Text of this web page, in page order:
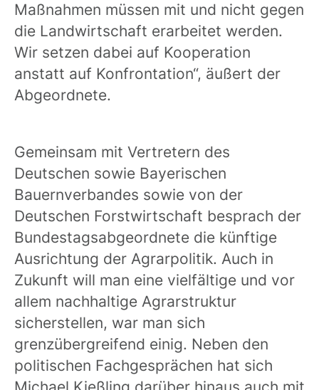
Maßnahmen müssen mit und nicht gegen
die Landwirtschaft erarbeitet werden.
Wir setzen dabei auf Kooperation
anstatt auf Konfrontation“, äußert der
Abgeordnete.
Gemeinsam mit Vertretern des
Deutschen sowie Bayerischen
Bauernverbandes sowie von der
Deutschen Forstwirtschaft besprach der
Bundestagsabgeordnete die künftige
Ausrichtung der Agrarpolitik. Auch in
Zukunft will man eine vielfältige und vor
allem nachhaltige Agrarstruktur
sicherstellen, war man sich
grenzübergreifend einig. Neben den
politischen Fachgesprächen hat sich